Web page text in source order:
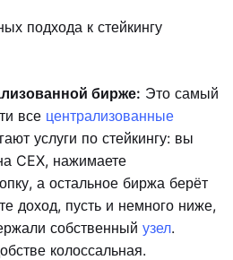
подхода к стейкингу
бирже: Это самый
все централизованные
услуги по стейкингу: вы
CEX, нажимаете
а остальное биржа берёт
доход, пусть и немного ниже,
собственный узел.
колоссальная.